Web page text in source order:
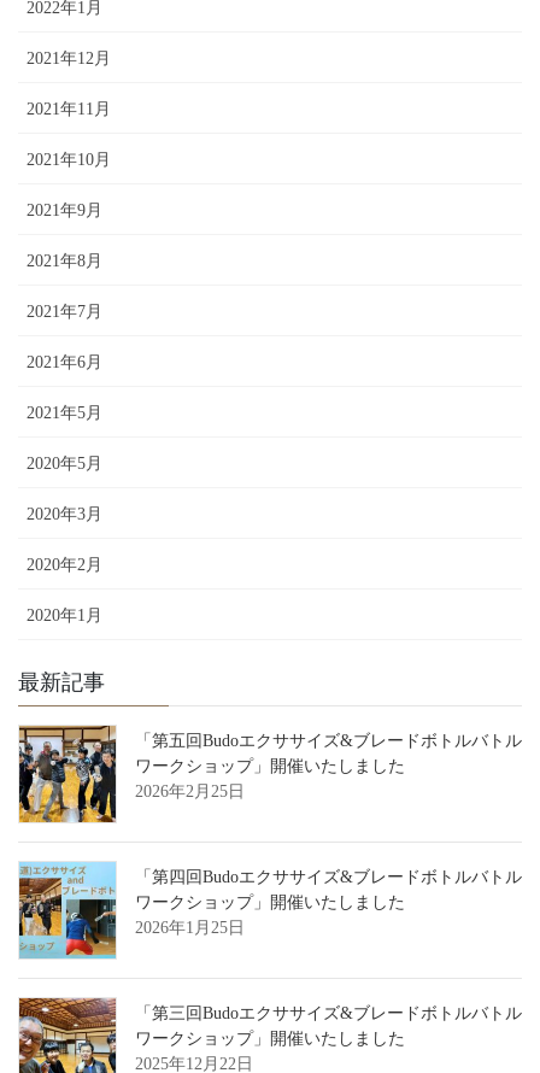
2022年1月
2021年12月
2021年11月
2021年10月
2021年9月
2021年8月
2021年7月
2021年6月
2021年5月
2020年5月
2020年3月
2020年2月
2020年1月
最新記事
「第五回Budoエクササイズ&ブレードボトルバトル
ワークショップ」開催いたしました
2026年2月25日
「第四回Budoエクササイズ&ブレードボトルバトル
ワークショップ」開催いたしました
2026年1月25日
「第三回Budoエクササイズ&ブレードボトルバトル
ワークショップ」開催いたしました
2025年12月22日